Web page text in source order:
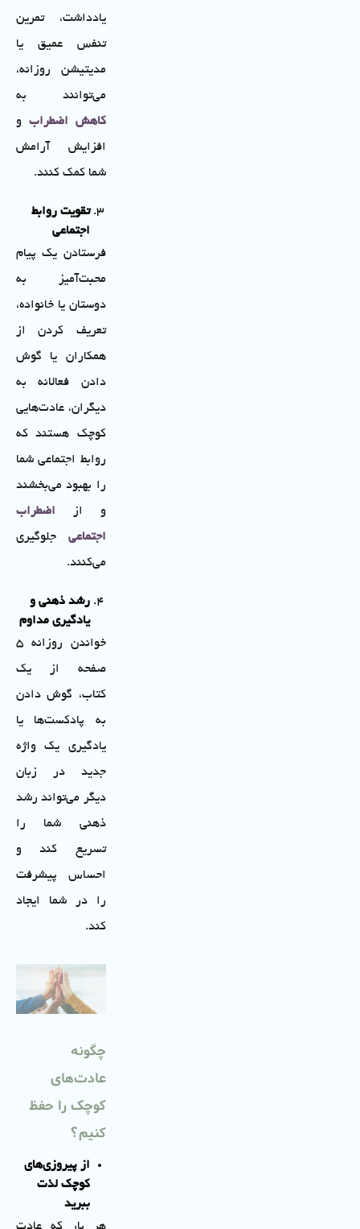
یادداشت، تمرین
تنفس عمیق یا
مدیتیشن روزانه،
می‌توانند به
کاهش اضطراب و
افزایش آرامش
شما کمک کنند.
تقویت روابط
اجتماعی
فرستادن یک پیام
محبت‌آمیز به
دوستان یا خانواده،
تعریف کردن از
همکاران یا گوش
دادن فعالانه به
دیگران، عادت‌هایی
کوچک هستند که
روابط اجتماعی شما
را بهبود می‌بخشند
و از اضطراب
اجتماعی جلوگیری
می‌کنند.
رشد ذهنی و
یادگیری مداوم
خواندن روزانه ۵
صفحه از یک
کتاب، گوش دادن
به پادکست‌ها یا
یادگیری یک واژه
جدید در زبان
دیگر می‌تواند رشد
ذهنی شما را
تسریع کند و
احساس پیشرفت
را در شما ایجاد
کند.
چگونه
عادت‌های
کوچک را حفظ
کنیم؟
از پیروزی‌های
کوچک لذت
ببرید